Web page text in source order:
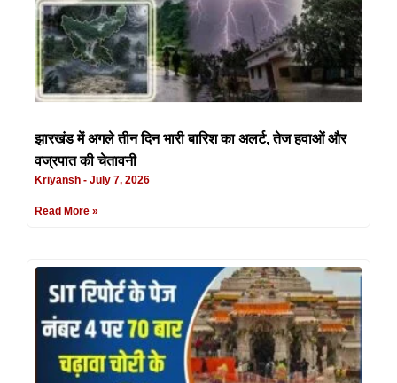
झारखंड में अगले तीन दिन भारी बारिश का अलर्ट, तेज हवाओं और
वज्रपात की चेतावनी
Kriyansh July 7, 2026
Read More »